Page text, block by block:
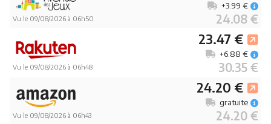
Vu le 09/08/2026 à 06h50 24.08 €
+3.99 €
Vu le 09/08/2026 à 06h48
23.47 €
30.35 €
+6.88 €
Vu le 09/08/2026 à 06h43
24.20 €
24.20 €
gratuite